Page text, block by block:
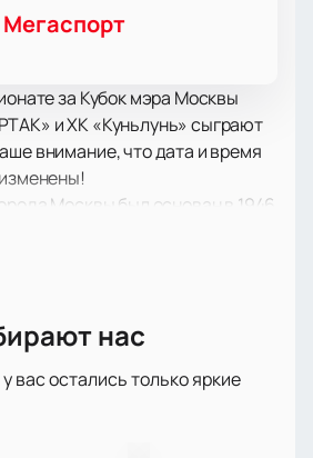
Мегаспорт
за Кубок мэра Москвы
и ХК «Куньлунь» сыграют
внимание, что дата и время
Москвы был основан в 1946
команда показала блестящий
хоккеистам Кубок УГМК, а
за Кубок европейских
годах и является
нас
вас остались только яркие